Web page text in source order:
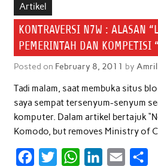
Artikel
KONTRAVERSI N7W : ALASAN
PEMERINTAH DAN KOMPETISI
Posted on February 8, 2011 by
Tadi malam, saat membuka situs
saya sempat tersenyum-senyum
komputer. Dalam artikel bertajuk
Komodo, but removes Ministry of
W